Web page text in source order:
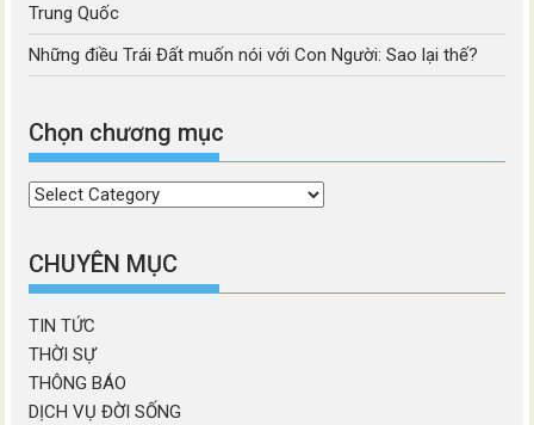
Trung Quốc
Những điều Trái Đất muốn nói với Con Người: Sao lại thế?
Chọn chương mục
Chọn
mục
CHUYÊN MỤC
TIN TỨC
THỜI SỰ
THÔNG BÁO
DỊCH VỤ ĐỜI SỐNG